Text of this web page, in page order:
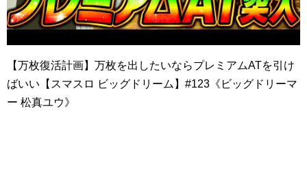
【万枚復活計画】万枚を出したいならプレミアムATを引け
ばいい【スマスロ ビッグドリーム】#123《ビッグドリーマ
ー 松真ユウ》